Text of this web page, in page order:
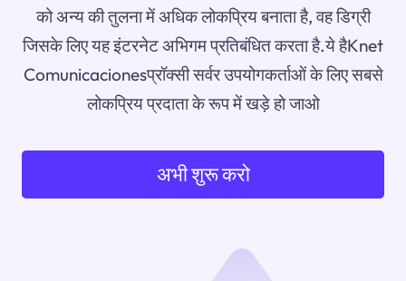
को अन्य की तुलना में अधिक लोकप्रिय बनाता है, वह डिग्री
जिसके लिए यह इंटरनेट अभिगम प्रतिबंधित करता है.ये हैKnet
Comunicacionesप्रॉक्सी सर्वर उपयोगकर्ताओं के लिए सबसे
लोकप्रिय प्रदाता के रूप में खड़े हो जाओ
अभी शुरू करो